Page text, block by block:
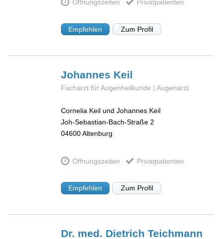
Öffnungszeiten Privatpatienten
Empfehlen Zum Profil
Johannes Keil
Facharzt für Augenheilkunde | Augenarzt
Cornelia Keil und Johannes Keil
Joh-Sebastian-Bach-Straße 2
04600Altenburg
Öffnungszeiten Privatpatienten
Empfehlen Zum Profil
Dr. med. DietrichTeichmann